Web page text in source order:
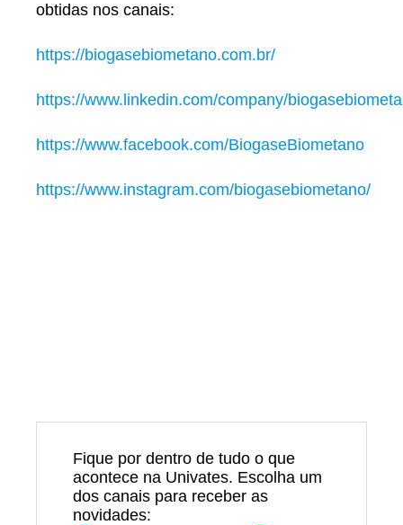
obtidas nos canais:
https://biogasebiometano.com.br/
https://www.linkedin.com/company/
https://www.facebook.com/BiogaseBiometano
https://www.instagram.com/biogasebiometano/
Fique por dentro de tudo o que
acontece na Univates. Escolha um
dos canais para receber as
novidades: